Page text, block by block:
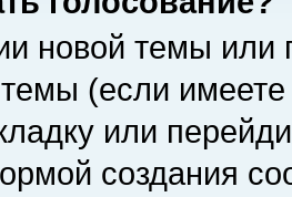
новой темы или
(если
или
создания